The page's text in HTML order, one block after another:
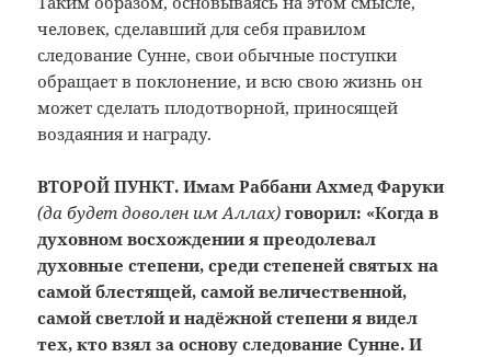
человек, сделавший для себя правилом
следование Сунне, свои обычные поступки
обращает в поклонение, и всю свою жизнь он
может сделать плодотворной, приносящей
воздаяния и награду.
ВТОРОЙ ПУНКТ. Имам Раббани Ахмед Фаруки
(да будет доволен им Аллах)говорил: «Когда в
духовном восхождении я преодолевал
духовные степени, среди степеней святых на
самой блестящей, самой величественной,
самой светлой и надёжной степени я видел
тех, кто взял за основу следование Сунне. И